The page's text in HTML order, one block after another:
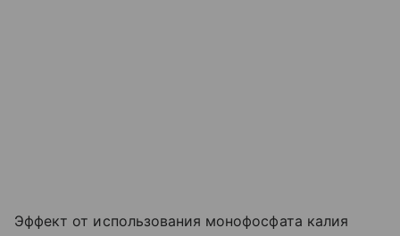
Эффект от использования монофосфата калия